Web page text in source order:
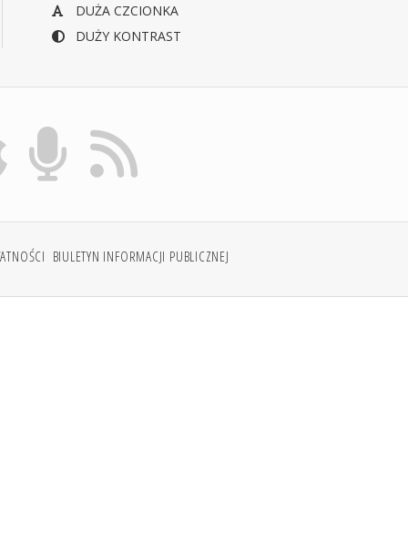
DUŻA CZCIONKA
DUŻY KONTRAST
BIULETYN INFORMACJI PUBLICZNEJ